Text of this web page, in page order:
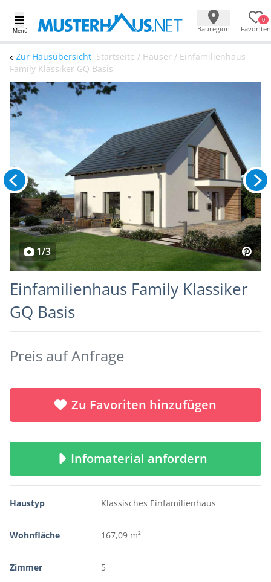
Menü Bauregion
0
Favoriten
Zur Hausübersicht Startseite / Häuser / Einfamilienhaus
Family Klassiker GQ Basis
1/3
Einfamilienhaus Family Klassiker
GQ Basis
Preis auf Anfrage
Zu Favoriten hinzufügen
Infomaterial anfordern
Haustyp Klassisches Einfamilienhaus
Wohnfläche 167,09 m²
Zimmer 5